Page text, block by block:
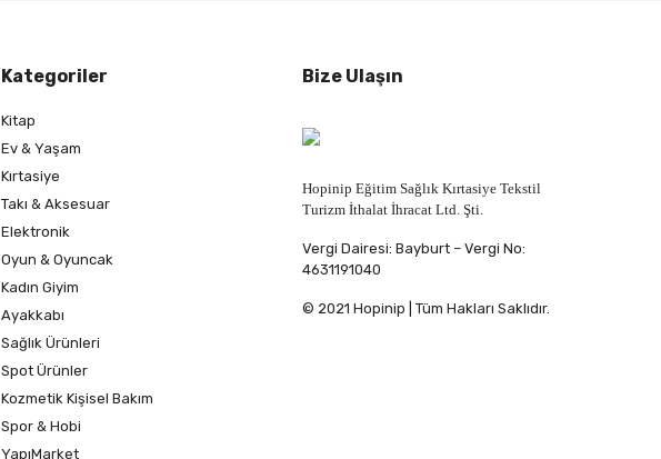
Kategoriler
Kitap
Ev & Yaşam
Kırtasiye
Takı & Aksesuar
Elektronik
Oyun & Oyuncak
Kadın Giyim
Ayakkabı
Sağlık Ürünleri
Spot Ürünler
Kozmetik Kişisel Bakım
Spor & Hobi
YapıMarket
Bize Ulaşın
Hopinip Eğitim Sağlık Kırtasiye Tekstil
Turizm İthalat İhracat Ltd. Şti.
Vergi Dairesi: Bayburt – Vergi No:
4631191040
© 2021 Hopinip | Tüm Hakları Saklıdır.